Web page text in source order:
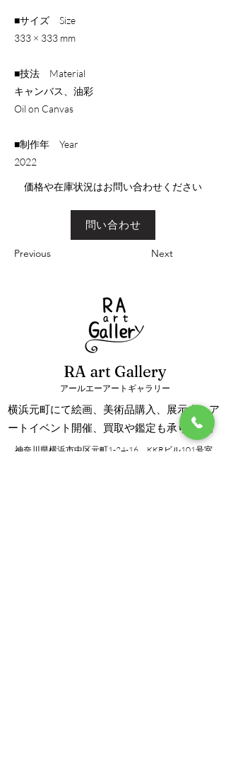
■サイズ Size
333 × 333 mm
■技法 Material
キャンバス、油彩
Oil on Canvas
■制作年 Year
​2022
​価格や在庫状況はお問い合わせください
問い合わせ
Previous Next
RA art Gallery
アールエーアートギャラリー
横浜元町にて絵画、美術品購入、展示会、ア
ートイベント開催、買取や鑑定も承ります。
神奈川県横浜市中区元町1-24-16 KKRビル101号室